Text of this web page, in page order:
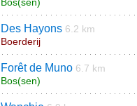
Bos(sen)
Des Hayons 6.2 km
Boerderij
Forêt de Muno 6.7 km
Bos(sen)